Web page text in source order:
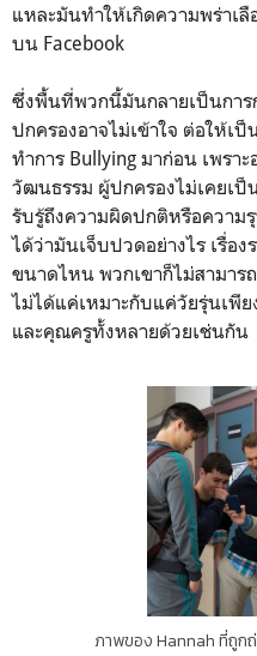
แหละมันทำให้เกิดความพร่าเ
บน Facebook
ซึ่งพื้นที่พวกนี้มันกลายเป็นกา
ปกครองอาจไม่เข้าใจ ต่อให้เ
ทำการ Bullying มาก่อน เพรา
วัฒนธรรม ผู้ปกครองไม่เคยเ
รับรู้ถึงความผิดปกติหรือความ
ได้ว่ามันเจ็บปวดอย่างไร เรื่อ
ขนาดไหน พวกเขาก็ไม่สามาร
ไม่ได้แค่เหมาะกับแค่วัยรุ่นเพี
และคุณครูทั้งหลายด้วยเช่นกัน
ภาพของ Hannah ที่ถูกถ่